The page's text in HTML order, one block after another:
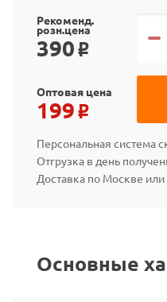
Рекоменд.
розн.цена
390 o
Оптовая цена
199 o
Персональная система
Отгрузка в день
Доставка по Москве или
Основные